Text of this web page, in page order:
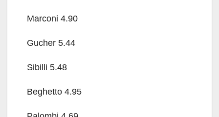
Marconi 4.90
Gucher 5.44
Sibilli 5.48
Beghetto 4.95